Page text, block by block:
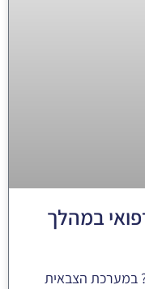
במהלך
במערכת הצבאית